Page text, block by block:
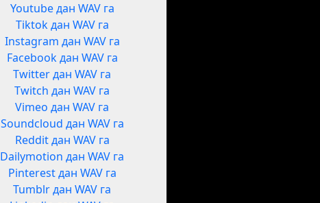
Youtube дан WAV га
Tiktok дан WAV га
Instagram дан WAV га
Facebook дан WAV га
Twitter дан WAV га
Twitch дан WAV га
Vimeo дан WAV га
Soundcloud дан WAV га
Reddit дан WAV га
Dailymotion дан WAV га
Pinterest дан WAV га
Tumblr дан WAV га